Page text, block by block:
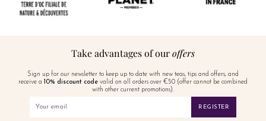
Take advantages of ouroffers
Sign up for our newsletter to keep up to date with new teas, tips and offers, and
receive a 10% discount code valid on all orders over €50 (offer cannot be combined
with other current promotions).
REGISTER